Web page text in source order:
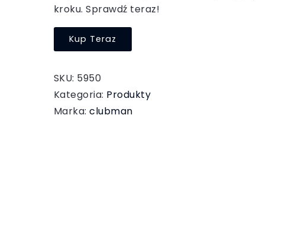
kroku. Sprawdź teraz!
Kup Teraz
SKU: 5950
Kategoria: Produkty
Marka:clubman